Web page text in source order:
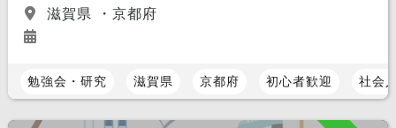
滋賀県 ・京都府
勉強会・研究 滋賀県 京都府 初心者歓迎 社会